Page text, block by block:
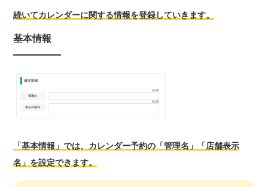
続いてカレンダーに関する情報を登録していきます。
基本情報
「基本情報」では、カレンダー予約の「管理名」「店舗表示
名」を設定できます。